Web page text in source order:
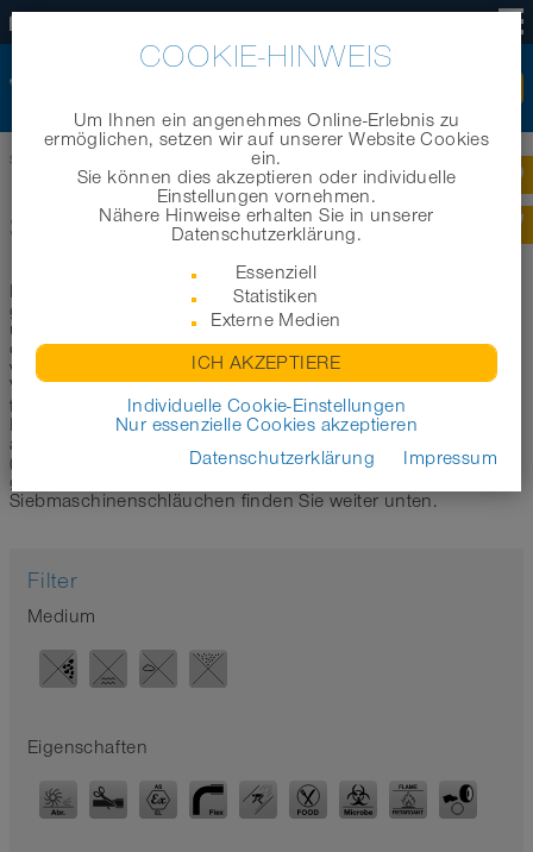
Startseite Branchenbereiche |
SCHLÄUCHE FÜR SIEBMASCHINEN
In diesem Bereich möchten wir Sie bei der Auswahl des
geeigneten Schlauchs zum Einsatz in Siebmaschinen
unterstützen. Im Folgenden haben wir eine erste Auswahl
der geeignetsten Schläuche für die Verwendung in
verschiedenen Siebmaschinen wie zum Beispiel
Vibrationssiebmaschinen, Taumelsiebmaschinen, Plansichter
für Sie zusammengestellt. Je nach Produkttyp sind unsere
Polyurethanschläuche für Siebmaschinen entweder
antistatisch (AS), lebensmittelecht (FOOD) oder beides
(FOOD-AS) und sind entsprechend im Produktnamen
gekennzeichnet. Weitere wichtige Informationen zu
Siebmaschinenschläuchen finden Sie weiter unten.
Filter
Medium
Eigenschaften
COOKIE-HINWEIS
Um Ihnen ein angenehmes Online-Erlebnis zu
ermöglichen, setzen wir auf unserer Website Cookies
ein.
Sie können dies akzeptieren oder individuelle
Einstellungen vornehmen.
Nähere Hinweise erhalten Sie in unserer
Datenschutzerklärung.
Essenziell
Statistiken
Externe Medien
ICH AKZEPTIERE
Individuelle Cookie-Einstellungen
Nur essenzielle Cookies akzeptieren
Datenschutzerklärung
Impressum